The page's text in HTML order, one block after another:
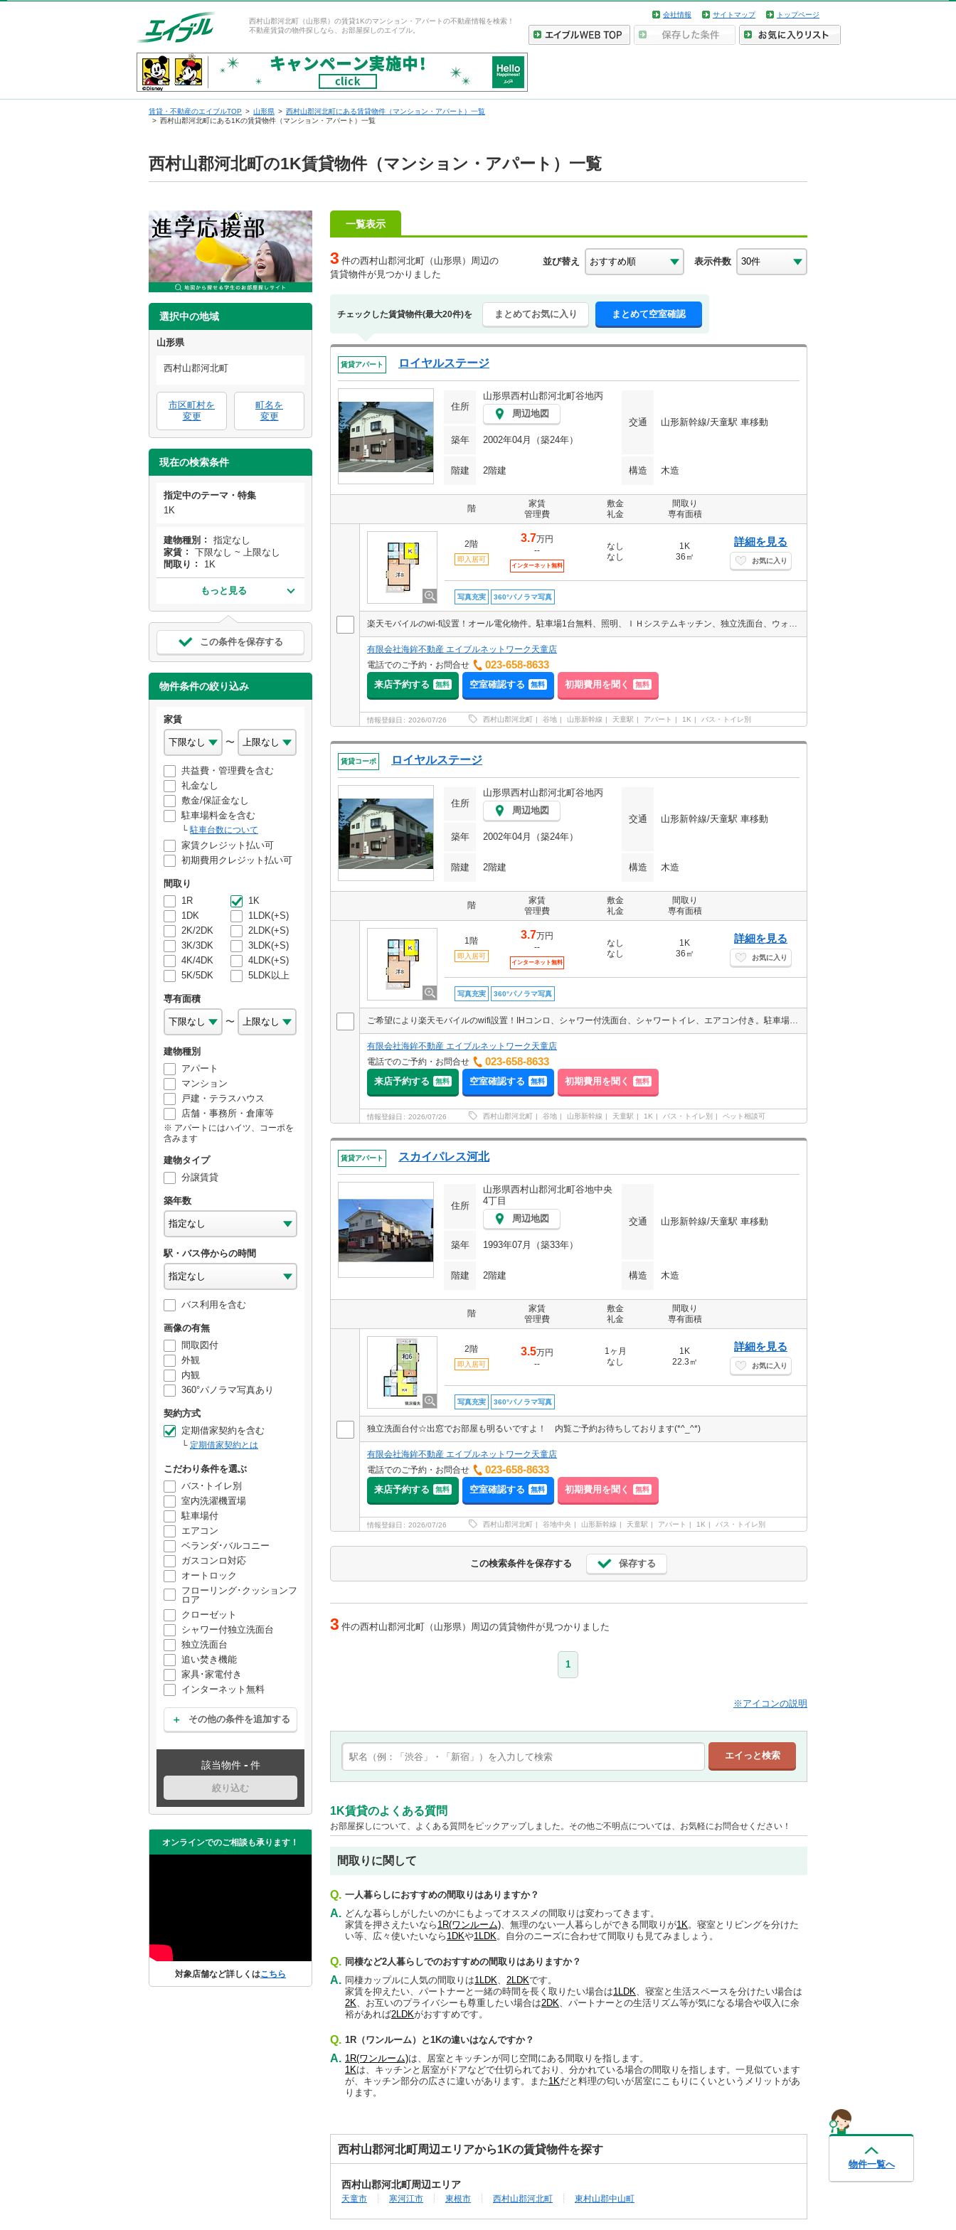
西村山郡河北町（山形県）の賃貸1Kのマンション・アパートの不動産情報を検索！
不動産賃貸の物件探しなら、お部屋探しのエイブル。
会社情報 サイトマップ トップページ
賃貸・不動産のエイブルTOP 山形県
西村山郡河北町にある賃貸物件（マンション・アパート）一覧
西村山郡河北町にある1Kの賃貸物件（マンション・アパート）一覧
西村山郡河北町の1K賃貸物件（マンション・アパート）一覧
選択中の地域
山形県
西村山郡河北町
市区町村を
変更
町名を
変更
現在の検索条件
指定中のテーマ・特集
1K
建物種別
指定なし
家賃
下限なし ~ 上限なし
間取り
1K
もっと見る
この条件を保存する
物件条件の絞り込み
家賃
〜
共益費・管理費を含む
礼金なし
敷金/保証金なし
駐車場料金を含む
駐車台数について
家賃クレジット払い可
初期費用クレジット払い可
間取り
1R
1K
1DK
1LDK(+S)
2K/2DK
2LDK(+S)
3K/3DK
3LDK(+S)
4K/4DK
4LDK(+S)
5K/5DK
5LDK以上
専有面積
〜
建物種別
アパート
マンション
戸建・テラスハウス
店舗・事務所・倉庫等
アパートにはハイツ、コーポを
含みます
建物タイプ
分譲賃貸
築年数
駅・バス停からの時間
バス利用を含む
画像の有無
間取図付
外観
内観
360°パノラマ写真あり
契約方式
定期借家契約を含む
定期借家契約とは
こだわり条件を選ぶ
バス･トイレ別
室内洗濯機置場
駐車場付
エアコン
ベランダ･バルコニー
ガスコンロ対応
オートロック
フローリング･クッションフ
ロア
クローゼット
シャワー付独立洗面台
独立洗面台
追い焚き機能
家具･家電付き
インターネット無料
その他の条件を追加する
該当物件 - 件
絞り込む
オンラインでのご相談も承ります！
対象店舗など詳しくはこちら
一覧表示
3 件の西村山郡河北町（山形県）周辺の
賃貸物件が見つかりました
並び替え 表示件数
チェックした賃貸物件(最大20件)を まとめてお気に入り まとめて空室確認
賃貸アパート ロイヤルステージ
住所
山形県西村山郡河北町谷地丙
周辺地図
交通
山形新幹線/天童駅 車移動
築年
2002年04月（築24年）
階建 2階建 構造 木造
階
家賃
管理費
敷金
礼金
間取り
専有面積
2階
即入居可
3.7万円
--
インターネット無料
なし
なし
1K
36㎡
詳細を見る
お気に入り
写真充実 360°パノラマ写真
楽天モバイルのwi-fi設置！オール電化物件。駐車場1台無料、照明、ＩＨシステムキッチン、独立洗面台、ウォシュレット付。
有限会社海鉾不動産 エイブルネットワーク天童店
電話でのご予約・お問合せ
023-658-8633
来店予約する 無料 空室確認する 無料 初期費用を聞く 無料
情報登録日 2026/07/26 西村山郡河北町 谷地 山形新幹線 天童駅 アパート 1K バス・トイレ別
賃貸コーポ ロイヤルステージ
住所
山形県西村山郡河北町谷地丙
周辺地図
交通
山形新幹線/天童駅 車移動
築年
2002年04月（築24年）
階建 2階建 構造 木造
階
家賃
管理費
敷金
礼金
間取り
専有面積
1階
即入居可
3.7万円
--
インターネット無料
なし
なし
1K
36㎡
詳細を見る
お気に入り
写真充実 360°パノラマ写真
ご希望により楽天モバイルのwifi設置！IHコンロ、シャワー付洗面台、シャワートイレ、エアコン付き。駐車場1台無料。
有限会社海鉾不動産 エイブルネットワーク天童店
電話でのご予約・お問合せ
023-658-8633
来店予約する 無料 空室確認する 無料 初期費用を聞く 無料
情報登録日 2026/07/26 西村山郡河北町 谷地 山形新幹線 天童駅 1K バス・トイレ別 ペット相談可
賃貸アパート スカイパレス河北
住所
山形県西村山郡河北町谷地中央
4丁目
周辺地図
交通 山形新幹線/天童駅 車移動
築年 1993年07月（築33年）
階建 2階建 構造 木造
階
家賃
管理費
敷金
礼金
間取り
専有面積
2階
即入居可
3.5万円
--
1ヶ月
なし
1K
22.3㎡
詳細を見る
お気に入り
写真充実 360°パノラマ写真
独立洗面台付☆出窓でお部屋も明るいですよ！ 内覧ご予約お待ちしております(*^_^*)
有限会社海鉾不動産 エイブルネットワーク天童店
電話でのご予約・お問合せ
023-658-8633
来店予約する 無料 空室確認する 無料 初期費用を聞く 無料
情報登録日 2026/07/26 西村山郡河北町 谷地中央 山形新幹線 天童駅 アパート 1K バス・トイレ別
この検索条件を保存する 保存する
3 件の西村山郡河北町（山形県）周辺の賃貸物件が見つかりました
1
※アイコンの説明
1K賃貸のよくある質問
お部屋探しについて、よくある質問をピックアップしました。その他ご不明点については、お気軽にお問合せください！
間取りに関して
Q. 一人暮らしにおすすめの間取りはありますか？
A. どんな暮らしがしたいのかにもよってオススメの間取りは変わってきます。
家賃を押さえたいなら 1R(ワンルーム)、無理のない一人暮らしができる間取りが1K。寝室とリビングを分けた
い等、広々使いたいなら 1DKや1LDK。自分のニーズに合わせて間取りも見てみましょう。
Q. 同棲など2人暮らしでのおすすめの間取りはありますか？
A. 同棲カップルに人気の間取りは1LDK、 2LDKです。
家賃を抑えたい、パートナーと一緒の時間を長く取りたい場合は1LDK、寝室と生活スペースを分けたい場合は
2K、お互いのプライバシーも尊重したい場合は2DK、パートナーとの生活リズム等が気になる場合や収入に余
裕があれば2LDKがおすすめです。
Q. 1R（ワンルーム）と1Kの違いはなんですか？
A. 1R(ワンルーム)は、居室とキッチンが同じ空間にある間取りを指します。
1Kは、キッチンと居室がドアなどで仕切られており、分かれている場合の間取りを指します。一見似ています
が、キッチン部分の広さに違いがあります。また1Kだと料理の匂いが居室にこもりにくいというメリットがあ
ります。
物件一覧へ
西村山郡河北町周辺エリアから1Kの賃貸物件を探す
西村山郡河北町周辺エリア
天童市 寒河江市 東根市 西村山郡河北町 東村山郡中山町